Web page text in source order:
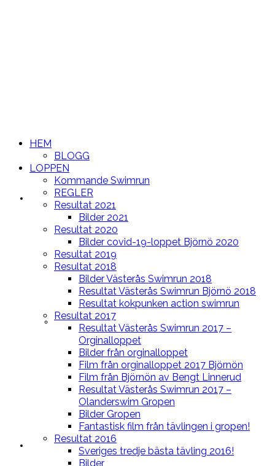
HEM
BLOGG
LOPPEN
HEM
BLOGG
LOPPEN
Kommande Swimrun
REGLER
Resultat 2021
Bilder 2021
Resultat 2020
Bilder covid-19-loppet Björnö 2020
Resultat 2019
Resultat 2018
Bilder Västerås Swimrun 2018
Resultat Västerås Swimrun Björnö 2018
Resultat kokpunken action swimrun
Resultat 2017
Resultat Västerås Swimrun 2017 –
Orginalloppet
Bilder från orginalloppet
Film från orginalloppet 2017 Björnön
Film från Björnön av Bengt Linnerud
Resultat Västerås Swimrun 2017 –
Olanderswim Gropen
Bilder Gropen
Fantastisk film från tävlingen i gropen!
Resultat 2016
Sveriges tredje bästa tävling 2016!
Bilder